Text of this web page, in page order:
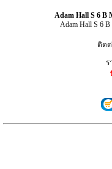
Adam Hall S 6 B
Adam Hall S 6
ติดต่
ร